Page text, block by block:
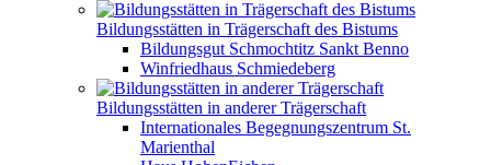
Bildungsstätten in Trägerschaft des Bistums
Bildungsgut Schmochtitz Sankt Benno
Winfriedhaus Schmiedeberg
Bildungsstätten in anderer Trägerschaft
Internationales Begegnungszentrum St.
Marienthal